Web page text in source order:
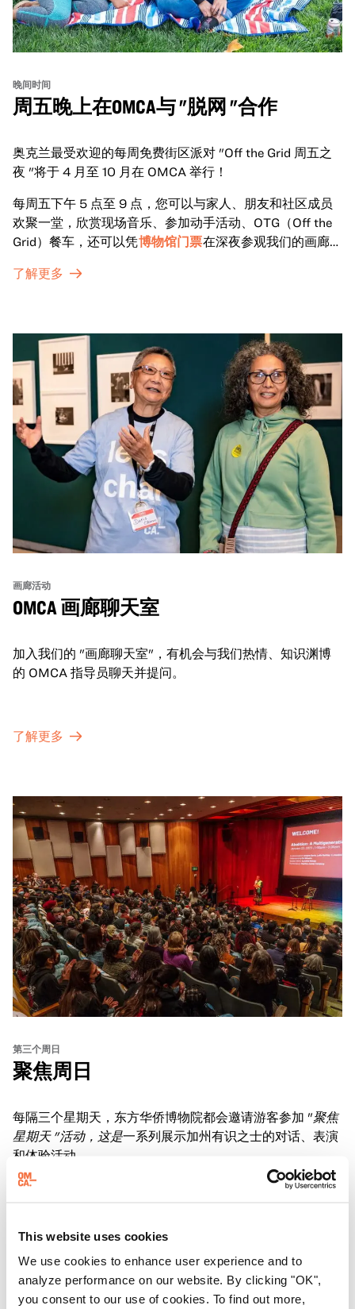
This website uses cookies
We use cookies to enhance user experience and to
analyze performance on our website. By clicking "OK",
you consent to our use of cookies. To find out more,
晚间时间
周五晚上在OMCA与 "脱网 "合作
奥克兰最受欢迎的每周免费街区派对 "Off the Grid 周五之
夜 "将于 4 月至 10 月在 OMCA 举行！
每周五下午 5 点至 9 点，您可以与家人、朋友和社区成员
欢聚一堂，欣赏现场音乐、参加动手活动、OTG（Off the
Grid）餐车，还可以凭博物馆门票在深夜参观我们的画廊和
了解更多
画廊活动
OMCA 画廊聊天室
加入我们的 "画廊聊天室"，有机会与我们热情、知识渊博
的 OMCA 指导员聊天并提问。
了解更多
第三个周日
聚焦周日
每隔三个星期天，东方华侨博物院都会邀请游客参加 "聚焦
星期天 "活动，这是一系列展示加州有识之士的对话、表演
和体验活动。
了解更多